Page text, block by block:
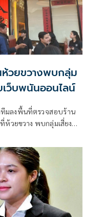
วยขวางพบกลุ่ม
เว็บพนันออนไลน์
มลงพื้นที่ตรวจสอบร้าน
วยขวาง พบกลุ่มเสี่ยงส่อ
วจสอบเส้นทางการเงิน
ดำเนินการตามกฎหมาย